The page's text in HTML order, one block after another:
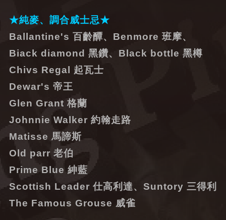
★純麥、調合威士忌★
Ballantine's 百齡醰、Benmore 班摩、
Biack diamond 黑鑽、Black bottle 黑樽
Chivs Regal 起瓦士
Dewar's 帝王
Glen Grant 格蘭
Johnnie Walker 約翰走路
Matisse 馬諦斯
Old parr 老伯
Prime Blue 紳藍
Scottish Leader 仕高利達、Suntory 三得利
The Famous Grouse 威雀